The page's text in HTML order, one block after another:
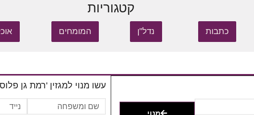
קטגוריות
כתבות נדל"ן המומחים
מנוי
עשו מנוי למגזין 'רמת גן